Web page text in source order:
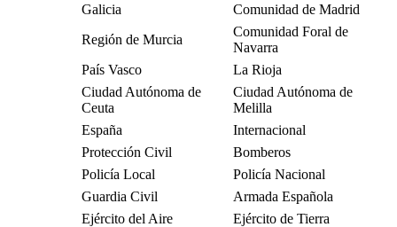
Galicia
Comunidad de Madrid
Región de Murcia
Comunidad Foral de
Navarra
País Vasco
La Rioja
Ciudad Autónoma de
Ceuta
Ciudad Autónoma de
Melilla
España
Internacional
Protección Civil
Bomberos
Policía Local
Policía Nacional
Guardia Civil
Armada Española
Ejército del Aire
Ejército de Tierra